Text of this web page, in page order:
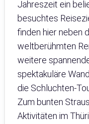
Jahreszeit ein
besuchtes
finden hier neben
weltberühmten
weitere
spektakuläre
die Schluchten-
Zum bunten
Aktivitäten im